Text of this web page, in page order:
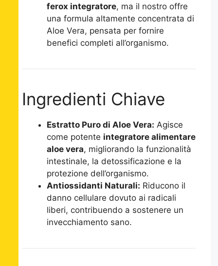
ferox integratore, ma il nostro offre
una formula altamente concentrata di
Aloe Vera, pensata per fornire
benefici completi all’organismo.
Ingredienti Chiave
Estratto Puro di Aloe Vera: Agisce
come potente integratore alimentare
aloe vera, migliorando la funzionalità
intestinale, la detossificazione e la
protezione dell’organismo.
Antiossidanti Naturali: Riducono il
danno cellulare dovuto ai radicali
liberi, contribuendo a sostenere un
invecchiamento sano.